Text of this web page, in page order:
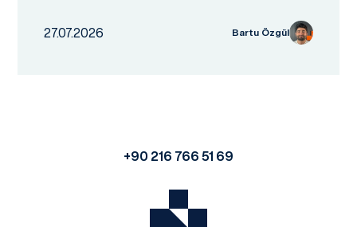
27.07.2026 Bartu Özgül
+90 216 766 51 69